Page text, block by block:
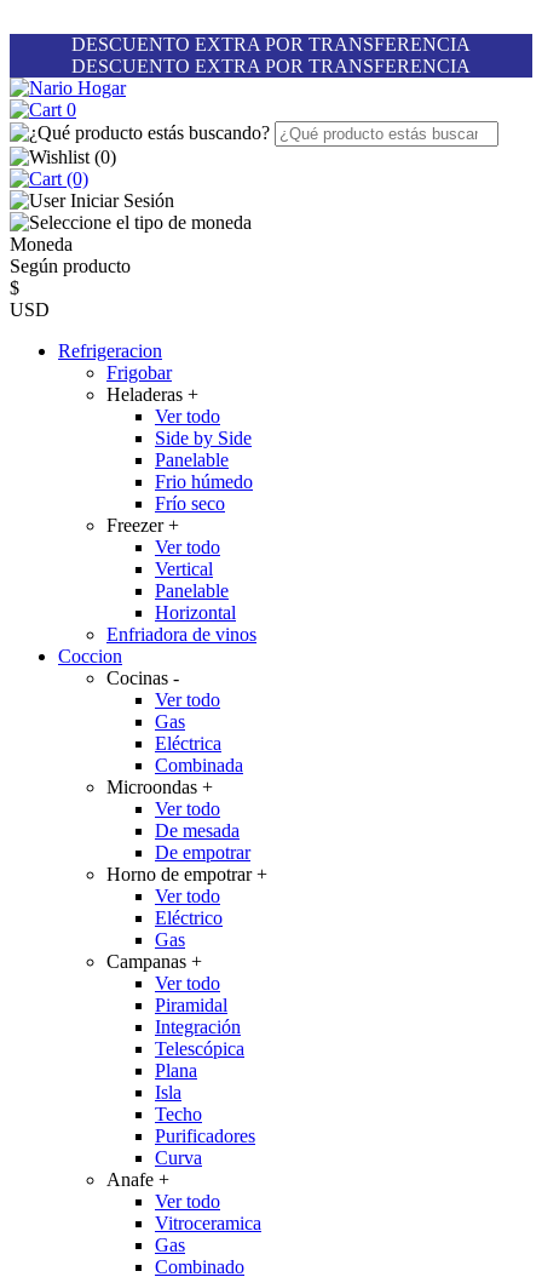
DESCUENTO EXTRA POR TRANSFERENCIA
DESCUENTO EXTRA POR TRANSFERENCIA
0
(0)
(0)
Iniciar Sesión
Moneda
Según producto
$
USD
Refrigeracion
Frigobar
Heladeras +
Ver todo
Side by Side
Panelable
Frio húmedo
Frío seco
Freezer+
Ver todo
Vertical
Panelable
Horizontal
Enfriadora de vinos
Coccion
Cocinas -
Ver todo
Gas
Eléctrica
Combinada
Microondas +
Ver todo
De mesada
De empotrar
Horno de empotrar+
Ver todo
Eléctrico
Gas
Campanas +
Ver todo
Piramidal
Integración
Telescópica
Plana
Isla
Techo
Purificadores
Curva
Anafe +
Ver todo
Vitroceramica
Gas
Combinado